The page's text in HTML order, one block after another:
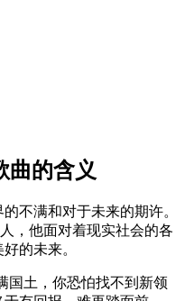
曲的含义
不满和对于未来的期许。
，他面对着现实社会的各
的未来。
国土，你恐怕找不到新领